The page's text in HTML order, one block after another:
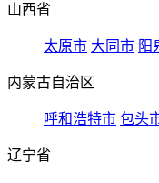
山西省
太原市 大同市 阳
内蒙古自治区
呼和浩特市 包头
辽宁省